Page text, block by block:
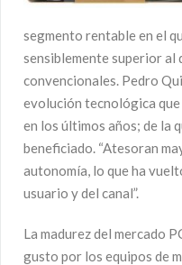
segmento rentable en el
sensiblemente superior al
convencionales. Pedro
evolución tecnológica
en los últimos años; de la
beneficiado. “Atesoran
autonomía, lo que ha
usuario y del canal”.
La madurez del mercado
gusto por los equipos de